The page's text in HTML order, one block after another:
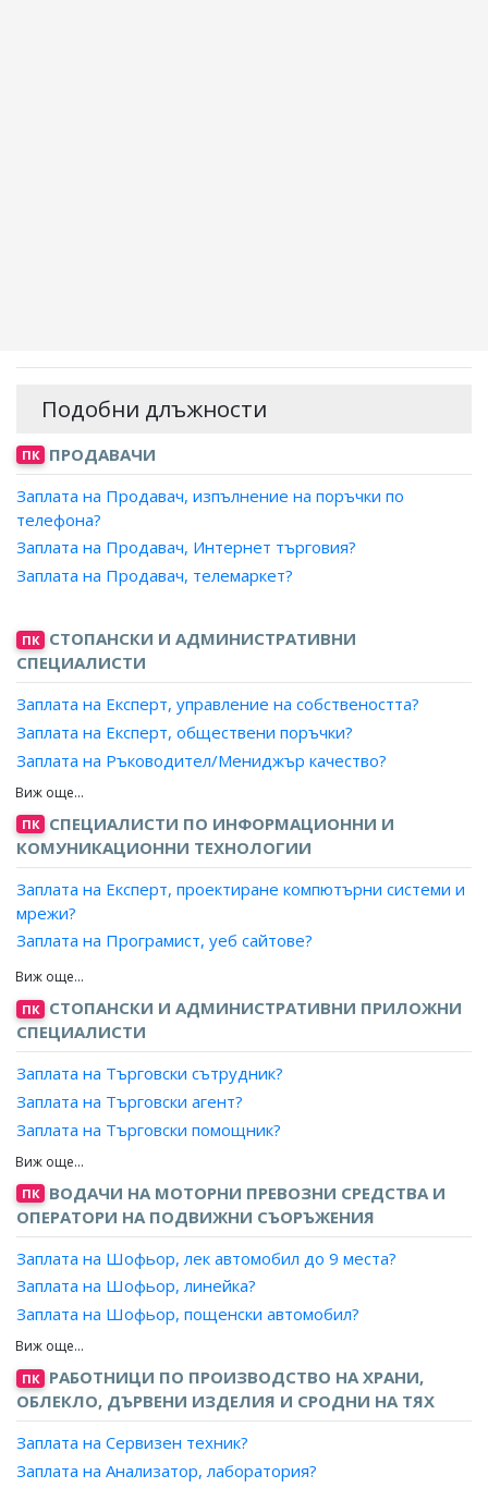
Подобни длъжности
ПК
ПРОДАВАЧИ
Заплата на Продавач, изпълнение на поръчки по
телефона?
Заплата на Продавач, Интернет търговия?
Заплата на Продавач, телемаркет?
ПК СТОПАНСКИ И АДМИНИСТРАТИВНИ
СПЕЦИАЛИСТИ
Заплата на Експерт, управление на собствеността?
Заплата на Експерт, обществени поръчки?
Заплата на Ръководител/Мениджър качество?
Заплата на Експерт лизинг?
Заплата на Мениджър, ключови клиенти?
Заплата на Експерт доставки, преработваща
промишленост?
Заплата на Мениджър, проекти?
Заплата на Експерт, продажби?
Заплата на Търговски пълномощник?
Заплата на Ръководител търговски екип?
Заплата на Експерт, стопанска дейност?
Заплата на Експерт, бизнес развитие?
Заплата на Експерт, капитално строителство?
Заплата на Експерт, инженеринг?
Заплата на Експерт, логистика?
Заплата на Бизнес консултант?
Заплата на Консултант по управление?
Заплата на Анализатор, ефективност на търговската
дейност?
Заплата на Одитор, качество?
Заплата на Организатор, стопански дейности?
Заплата на Организатор, ремонт и поддръжка?
Заплата на Координатор производство?
Заплата на Специалист, сигурност?
Заплата на Специалист, комуникации?
Заплата на Специалист, логистика?
Заплата на Специалист, качество?
ПК
СПЕЦИАЛИСТИ ПО ИНФОРМАЦИОННИ И
КОМУНИКАЦИОННИ ТЕХНОЛОГИИ
Заплата на Експерт, проектиране компютърни системи и
мрежи?
Заплата на Програмист, уеб сайтове?
Заплата на Програмист, мултимедия?
Заплата на Проектант, уеб сайтове?
Заплата на Консултант, интернет програмиране?
Заплата на Разработчик, Интернет приложения?
Заплата на Разработчик, компютърни игри?
Заплата на Разработчик, интерактивно съдържание?
Заплата на Разработчик, мултимедия?
Заплата на Специалист, мултимедия?
ПК СТОПАНСКИ И АДМИНИСТРАТИВНИ ПРИЛОЖНИ
СПЕЦИАЛИСТИ
Заплата на Търговски сътрудник?
Заплата на Търговски агент?
Заплата на Търговски помощник?
Заплата на Търговски представител?
Заплата на Търговски пътник?
Заплата на Консултант (промотьор), продажби?
Заплата на Дистрибутор?
ПК
ВОДАЧИ НА МОТОРНИ ПРЕВОЗНИ СРЕДСТВА И
ОПЕРАТОРИ НА ПОДВИЖНИ СЪОРЪЖЕНИЯ
Заплата на Шофьор, лек автомобил до 9 места?
Заплата на Шофьор, линейка?
Заплата на Шофьор, пощенски автомобил?
Заплата на Шофьор, такси?
Заплата на Шофьор, лекотоварен автомобил?
Заплата на Шофьор, куриер?
Заплата на Водач, специален автомобил?
ПК РАБОТНИЦИ ПО ПРОИЗВОДСТВО НА ХРАНИ,
ОБЛЕКЛО, ДЪРВЕНИ ИЗДЕЛИЯ И СРОДНИ НА ТЯХ
Заплата на Сервизен техник?
Заплата на Анализатор, лаборатория?